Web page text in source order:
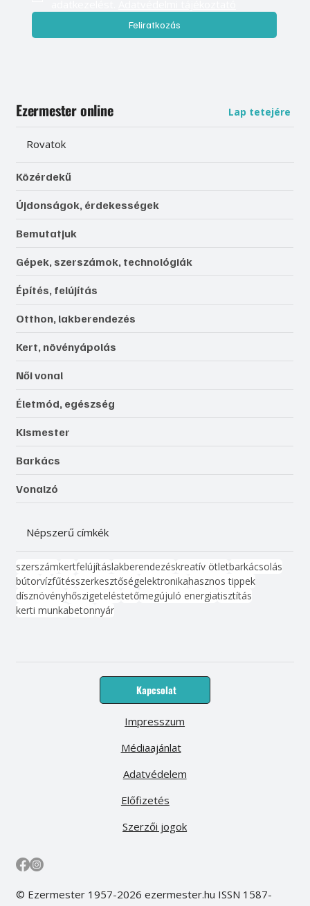
Feliratkozás
Ezermester online Lap tetejére
Rovatok
Közérdekű
Újdonságok, érdekességek
Bemutatjuk
Gépek, szerszámok, technológiák
Építés, felújítás
Otthon, lakberendezés
Kert, növényápolás
Női vonal
Életmód, egészség
Kismester
Barkács
Vonalzó
Népszerű címkék
szerszámkertfelújításlakberendezéskreatív ötletbarkácsolás
bútorvízfűtésszerkesztőségelektronikahasznos tippek
dísznövényhőszigeteléstetőmegújuló energiatisztítás
kerti munkabetonnyár
Kapcsolat
Médiaajánlat
Előfizetés
Impresszum
Adatvédelem
Szerzői jogok
© Ezermester 1957-2026 ezermester.hu ISSN 1587-